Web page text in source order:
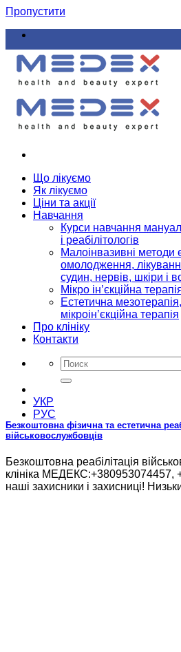
Пропустити
Що лікуємо
Як лікуємо
Ціни та акції
Навчання
Курси навчання
і реабілітологів
Малоінвазивні методи
омолодження,
судин, нервів, шкіри і
Мікро ін’єкційна
Естетична
мікроін’єкційна терапія
Про клініку
Контакти
УКР
РУС
Безкоштовна фізична та естетична
військовослужбовців
Безкоштовна реабілітація
клініка МЕДЕКС:+380953074457,
наші захисники і захисниці!